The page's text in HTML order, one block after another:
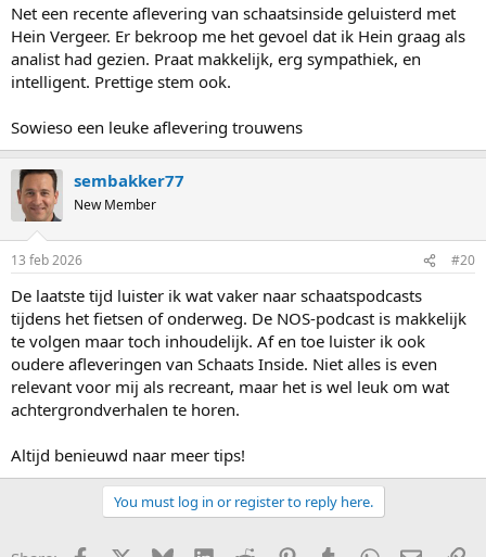
Net een recente aflevering van schaatsinside geluisterd met
Hein Vergeer. Er bekroop me het gevoel dat ik Hein graag als
analist had gezien. Praat makkelijk, erg sympathiek, en
intelligent. Prettige stem ook.
Sowieso een leuke aflevering trouwens
sembakker77
New Member
13 feb 2026 #20
De laatste tijd luister ik wat vaker naar schaatspodcasts
tijdens het fietsen of onderweg. De NOS-podcast is makkelijk
te volgen maar toch inhoudelijk. Af en toe luister ik ook
oudere afleveringen van Schaats Inside. Niet alles is even
relevant voor mij als recreant, maar het is wel leuk om wat
achtergrondverhalen te horen.
Altijd benieuwd naar meer tips!
You must log in or register to reply here.